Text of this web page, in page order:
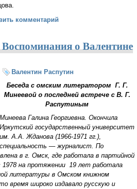
быструю» — новая книга
комментарий
Воспоминания о Валентине
Валентин Распутин
Беседа с омским литератором Г. Г.
Минеевой о последней встрече с В. Г.
Распутиным
Минеева Галина Георгиевна. Окончила
Иркутский государственный университет
им. А.А. Жданова (1966-1971 гг.),
специальность — журналист. По
в г. Омск, где работала в партийной
1978 на протяжении 19 лет работала
литературы в Омском книжном
время широко издавало русскую и